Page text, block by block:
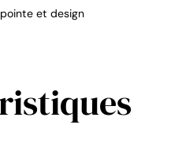
et design